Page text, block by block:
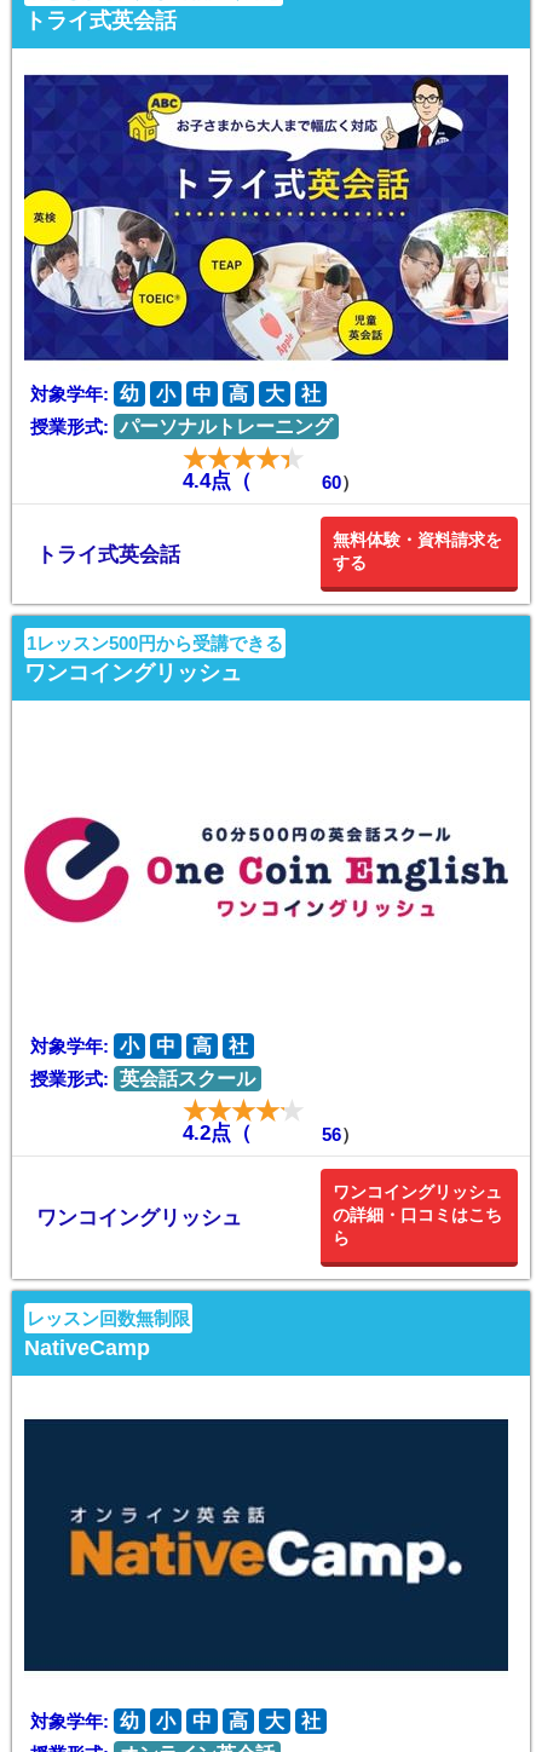
トライ式英会話
対象学年: 幼 小 中 高 大
社
授業形式: パーソナルトレーニング
4.4点（ 60）
トライ式英会話
無料体験・資料請求を
する
1レッスン500円から受講できる
ワンコイングリッシュ
対象学年: 小 中 高
社
授業形式: 英会話スクール
4.2点（ 56）
ワンコイングリッシュ
ワンコイングリッシュ
の詳細・口コミはこち
ら
レッスン回数無制限
NativeCamp
対象学年: 幼 小 中 高 大
社